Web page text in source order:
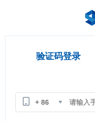
验证码登录
+ 86